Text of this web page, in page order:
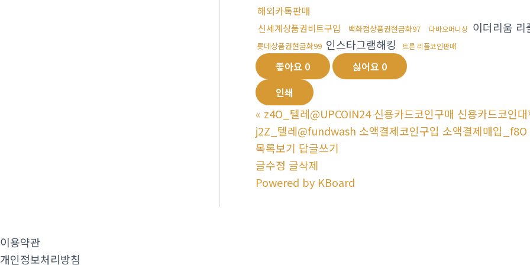
해외카톡판매
신세계상품권비트구입 백화점상품권현금화97 다바오머니상 이더리움 리
롯데상품권현금화99 인스타그램해킹 트론 리플코인판매
좋아요 0 싫어요 0
인쇄
« z4O_텔레@UPCOIN24 신용카드코인구매 신용카드코인
j2Z_텔레@fundwash 소액결제코인구입 소액결제매입_f8O
목록보기 답글쓰기
글수정 글삭제
Powered by KBoard
이용약관
개인정보처리방침